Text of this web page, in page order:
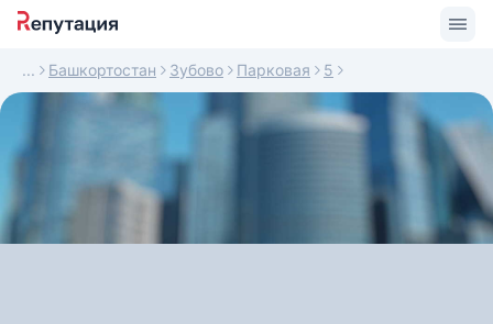
Башкортостан Зубово Парковая 5